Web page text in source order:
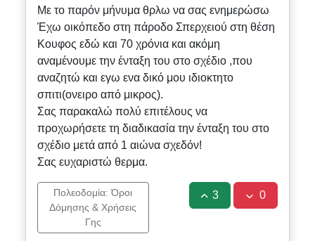
Με το παρόν μήνυμα θρλω να σας ενημερώσω
Έχω οικόπεδο στη πάροδο Σπερχειού στη θέση
Κουφος εδώ και 70 χρόνια και ακόμη
αναμένουμε την ένταξη του στο σχέδιο ,που
αναζητώ και εγω ενα δικό μου ιδιοκτητο
σπιτι(ονειρο από μικρος).
Σας παρακαλώ πολύ επιτέλους να
προχωρήσετε τη διαδικασία την ένταξη του στο
σχέδιο μετά από 1 αιώνα σχεδόν!
Σας ευχαριστώ θερμα.
Πολεοδομία: Όροι
Δόμησης & Χρήσεις
Γης
3 0